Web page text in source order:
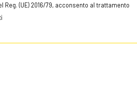
Reg. (UE) 2016/79, acconsento al trattamento